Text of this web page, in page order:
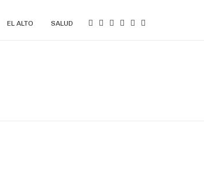
EL ALTO SALUD